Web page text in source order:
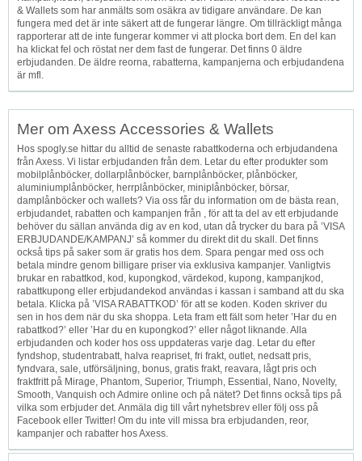
& Wallets som har anmälts som osäkra av tidigare användare. De kan
fungera med det är inte säkert att de fungerar längre. Om tillräckligt många
rapporterar att de inte fungerar kommer vi att plocka bort dem. En del kan
ha klickat fel och röstat ner dem fast de fungerar. Det finns 0 äldre
erbjudanden. De äldre reorna, rabatterna, kampanjerna och erbjudandena
är mfl.
Mer om Axess Accessories & Wallets
Hos spogly.se hittar du alltid de senaste rabattkoderna och erbjudandena
från Axess. Vi listar erbjudanden från dem. Letar du efter produkter som
mobilplånböcker, dollarplånböcker, barnplånböcker, plånböcker,
aluminiumplånböcker, herrplånböcker, miniplånböcker, börsar,
damplånböcker och wallets? Via oss får du information om de bästa rean,
erbjudandet, rabatten och kampanjen från , för att ta del av ett erbjudande
behöver du sällan använda dig av en kod, utan då trycker du bara på ’VISA
ERBJUDANDE/KAMPANJ’ så kommer du direkt dit du skall. Det finns
också tips på saker som är gratis hos dem. Spara pengar med oss och
betala mindre genom billigare priser via exklusiva kampanjer. Vanligtvis
brukar en rabattkod, kod, kupongkod, värdekod, kupong, kampanjkod,
rabattkupong eller erbjudandekod användas i kassan i samband att du ska
betala. Klicka på ’VISA RABATTKOD’ för att se koden. Koden skriver du
sen in hos dem när du ska shoppa. Leta fram ett fält som heter ’Har du en
rabattkod?’ eller ’Har du en kupongkod?’ eller något liknande. Alla
erbjudanden och koder hos oss uppdateras varje dag. Letar du efter
fyndshop, studentrabatt, halva reapriset, fri frakt, outlet, nedsatt pris,
fyndvara, sale, utförsäljning, bonus, gratis frakt, reavara, lågt pris och
fraktfritt på Mirage, Phantom, Superior, Triumph, Essential, Nano, Novelty,
Smooth, Vanquish och Admire online och på nätet? Det finns också tips på
vilka som erbjuder det. Anmäla dig till vårt nyhetsbrev eller följ oss på
Facebook eller Twitter! Om du inte vill missa bra erbjudanden, reor,
kampanjer och rabatter hos Axess.